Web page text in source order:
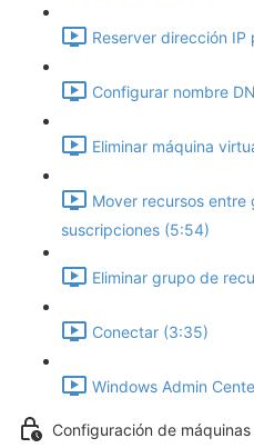
Reserver dirección IP
Configurar nombre
Eliminar máquina
Mover recursos entre
suscripciones (5:54)
Eliminar grupo de
Conectar (3:35)
Windows Admin
Configuración de